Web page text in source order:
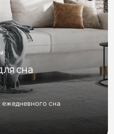
Кровати мятного цвета
Кровати горчичного цвета
Кровати в стиле лофт
Кровати без изголовья
сна
сна